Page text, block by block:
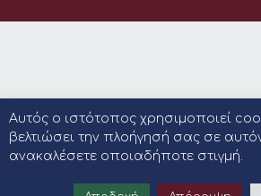
Αυτός ο ιστότοπος χρησιμοποιεί
βελτιώσει την πλοήγησή σας σε
ανακαλέσετε οποιαδήποτε στιγμή.